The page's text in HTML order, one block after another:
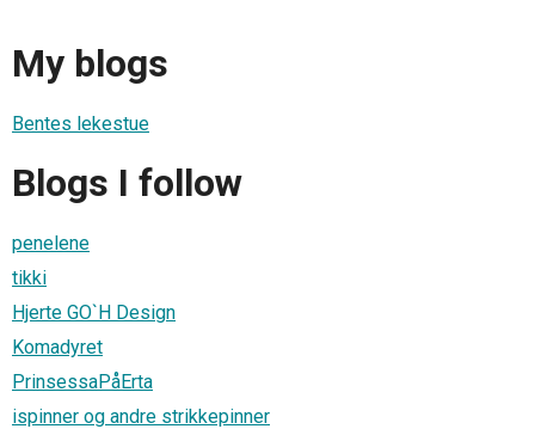
My blogs
Bentes lekestue
Blogs I follow
penelene
tikki
Hjerte GO`H Design
Komadyret
PrinsessaPåErta
ispinner og andre strikkepinner